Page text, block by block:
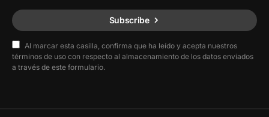
Subscribe
Al marcar esta casilla, confirma que ha leído y acepta nuestros
términos de uso con respecto al almacenamiento de los datos enviados
a través de este formulario.